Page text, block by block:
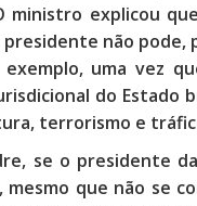
ministro explicou
não pode,
uma vez
do Estado
terrorismo e
se o presidente
que não se